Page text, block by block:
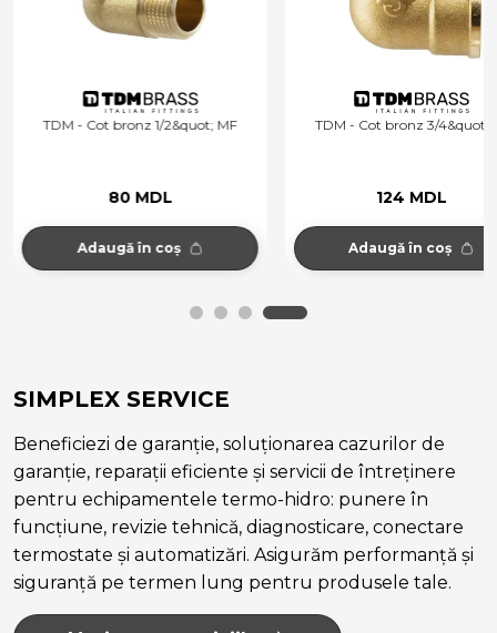
TDM - Cot bronz 1/2&quot; MF
80 MDL
Adaugă în coș
TDM - Cot bronz 3/4&quot;
124 MDL
Adaugă în coș
SIMPLEX SERVICE
Beneficiezi de garanție, soluționarea cazurilor de
garanție, reparații eficiente și servicii de întreținere
pentru echipamentele termo-hidro: punere în
funcțiune, revizie tehnică, diagnosticare, conectare
termostate și automatizări. Asigurăm performanță și
siguranță pe termen lung pentru produsele tale.